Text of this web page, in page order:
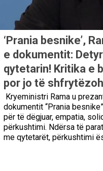
‘Prania besnike’,
e dokumentit:
qytetarin! Kritika e
por jo të
Kryeministri Rama u
dokumentit “Prania
për të dëgjuar, empatia,
përkushtimi. Ndërsa të
me qytetarët, përkushtimi